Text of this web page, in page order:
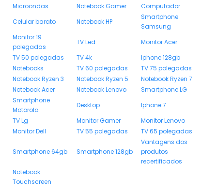
Microondas
Notebook Gamer
Computador
Celular barato
Notebook HP
Smartphone
Samsung
Monitor 19
polegadas
TV Led
Monitor Acer
TV 50 polegadas
TV 4k
Iphone 128gb
Notebooks
TV 60 polegadas
TV 75 polegadas
Notebook Ryzen 3
Notebook Ryzen 5
Notebook Ryzen 7
Notebook Acer
Notebook Lenovo
Smartphone LG
Smartphone
Motorola
Desktop
Iphone 7
TV Lg
Monitor Gamer
Monitor Lenovo
Monitor Dell
TV 55 polegadas TV 65 polegadas
Smartphone 64gb Smartphone 128gb
Vantagens dos
produtos
recertificados
Notebook
Touchscreen